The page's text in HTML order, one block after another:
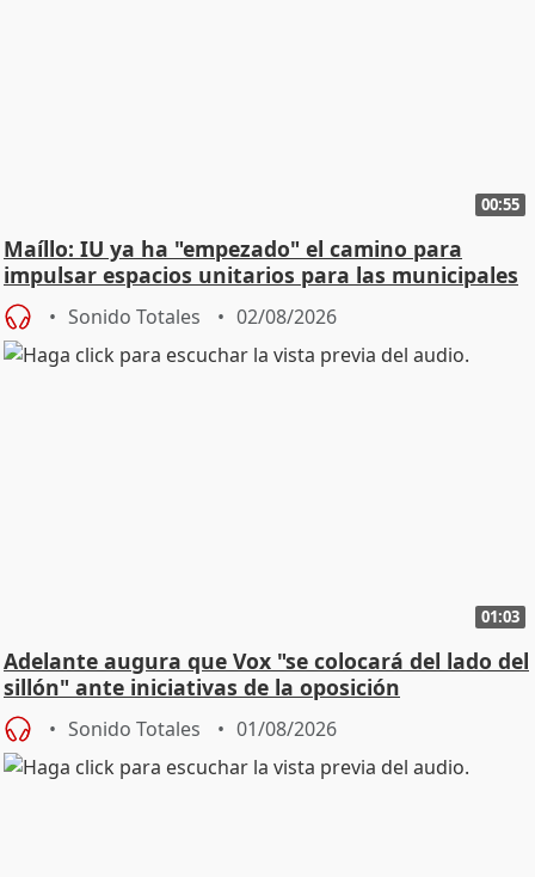
00:55
Maíllo: IU ya ha "empezado" el camino para
impulsar espacios unitarios para las municipales
Sonido Totales 02/08/2026
01:03
Adelante augura que Vox "se colocará del lado del
sillón" ante iniciativas de la oposición
Sonido Totales 01/08/2026